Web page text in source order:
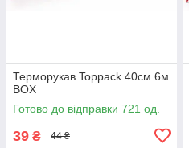
Терморукав Toppack 40см 6м
BOX
Готово до відправки 721 од.
39 ₴ 44 ₴